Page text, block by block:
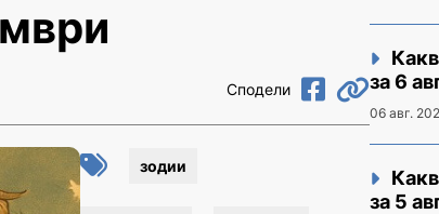
Сподели
зодии
за 6
06 авг.
за 5